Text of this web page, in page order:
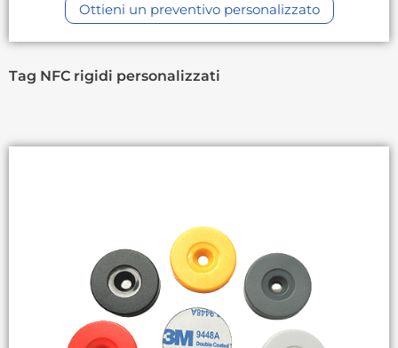
Ottieni un preventivo personalizzato
Tag NFC rigidi personalizzati